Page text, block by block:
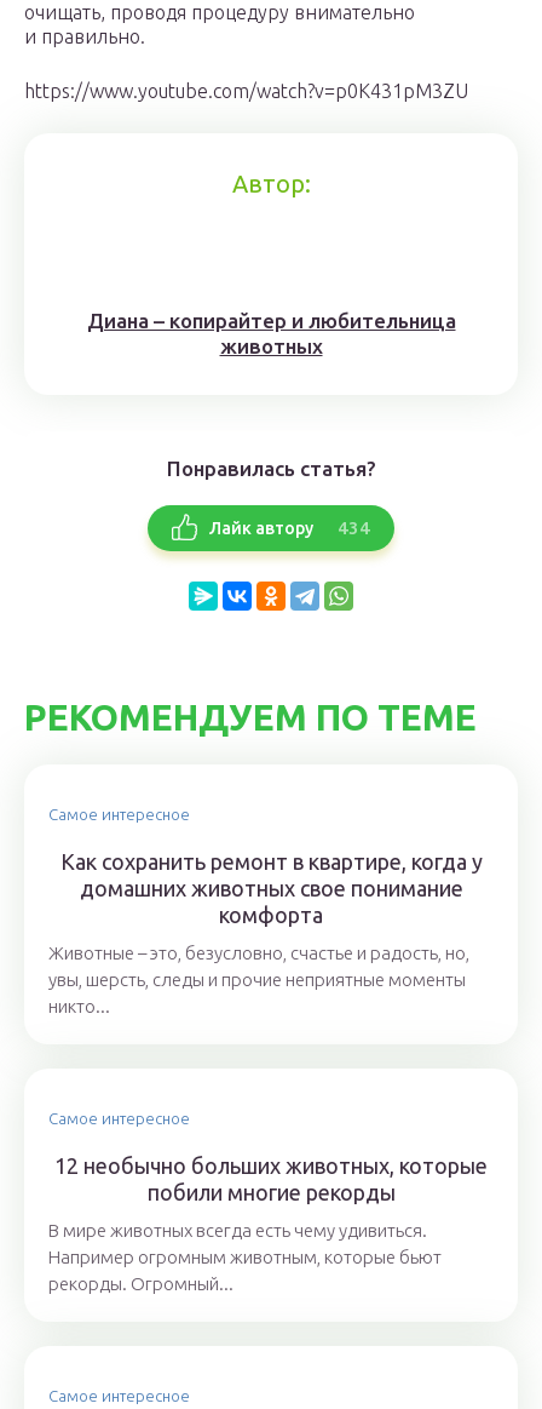
очищать, проводя процедуру внимательно
и правильно.
https://www.youtube.com/watch?v=p0K431pM3ZU
Автор:
Диана – копирайтер и любительница
животных
Понравилась статья?
Лайк автору 434
РЕКОМЕНДУЕМ ПО ТЕМЕ
Самое интересное
Как сохранить ремонт в квартире, когда у
домашних животных свое понимание
комфорта
Животные – это, безусловно, счастье и радость, но,
увы, шерсть, следы и прочие неприятные моменты
никто...
Самое интересное
12 необычно больших животных, которые
побили многие рекорды
В мире животных всегда есть чему удивиться.
Например огромным животным, которые бьют
рекорды. Огромный...
Самое интересное